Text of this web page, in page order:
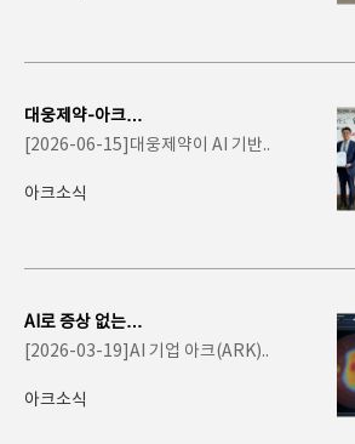
대웅제약-아크,
아파트에 AI 헬스
케어 라운지 '..
[2026-06-15]대웅제약이 AI 기반..
아크소식
AI로 증상 없는 만
성질환 합병증 찾
는다… 아크-자
이..
[2026-03-19]AI 기업 아크(ARK)..
아크소식